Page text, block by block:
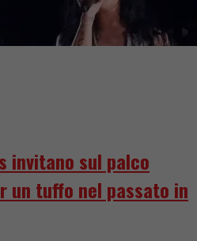
invitano sul palco
un tuffo nel passato in